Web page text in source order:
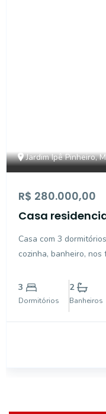
Jardim Ipê Pinheiro,
R$ 280.000,00
Casa
Casa com 3
cozinha, banheiro,
Veneza Venha com
3
Dormitórios
2
Banheiros